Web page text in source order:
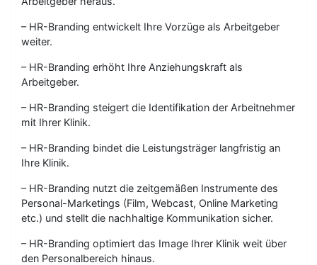
– HR-Branding entwickelt Ihre Vorzüge als Arbeitgeber
weiter.
– HR-Branding erhöht Ihre Anziehungskraft als
Arbeitgeber.
– HR-Branding steigert die Identifikation der Arbeitnehmer
mit Ihrer Klinik.
– HR-Branding bindet die Leistungsträger langfristig an
Ihre Klinik.
– HR-Branding nutzt die zeitgemäßen Instrumente des
Personal-Marketings (Film, Webcast, Online Marketing
etc.) und stellt die nachhaltige Kommunikation sicher.
– HR-Branding optimiert das Image Ihrer Klinik weit über
den Personalbereich hinaus.